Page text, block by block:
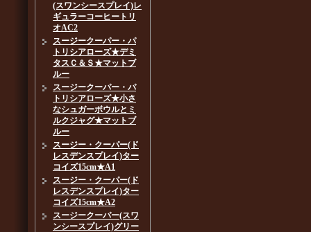
(スワンシースプレイ)レ
ギュラーコーヒートリ
オAC2
スージークーパー・パ
トリシアローズ★デミ
タスＣ＆Ｓ★マットブ
ルー
スージークーパー・パ
トリシアローズ★小さ
なシュガーボウルとミ
ルクジャグ★マットブ
ルー
スージー・クーパー(ド
レスデンスプレイ)ター
コイズ15cm★A1
スージー・クーパー(ド
レスデンスプレイ)ター
コイズ15cm★A2
スージークーパー(スワ
ンシースプレイ)グリー